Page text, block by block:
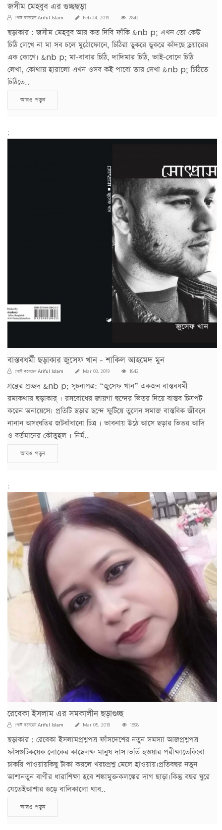
জসীম মেহবুব এর গুচ্ছছড়া
পোস্ট করেছেনAriful Islam Feb 24, 2019 2842
ছড়াকার : জসীম মেহবুব আর কত দিবি ফাঁকি &nb p; এখন তো কেউ
চিঠি লেখে না মা সব চলে মুঠোফোনে, চিঠিরা ডুকরে ডুকরে কাঁদছে ড্রয়ারের
এক কোণে। &nb p; মা-বাবার চিঠি, দাদিমার চিঠি, ভাই-বোনে চিঠি
লেখা, কোথায় হারালো এখন ওসব কই পাবো তার দেখা &nb p; চিঠিতে
চিঠিতে..
আরও পড়ুন
;
বাস্তবধর্মী ছড়াকার জুসেফ খান - শাকিল আহমেদ মুন
পোস্ট করেছেনAriful Islam Mar 03, 2019 1842
গ্রন্থের প্রচ্ছদ &nb p; সূচনাপত্র: “জুসেফ খান” একজন বাস্তবধর্মী
রম্যকথার ছড়াকার্ । রসবোধের জায়গা ছন্দের ভিতর দিয়ে বাস্তব চিত্রপট
করেন অনায়েসে। প্রতিটি ছড়ার ছন্দে ফুটিয়ে তুলেন সমাজ বাস্তবিক জীবনে
নানান অসংঘতির জটবাঁধানো চিত্র । ভাবনায় উঠে আসে ছড়ার ভিতর আদি
ও বর্তমানের কৌতুহল । নির্ম..
আরও পড়ুন
;
রেবেকা ইসলাম এর সমকালীন ছড়াগুচ্ছ
পোস্ট করেছেনAriful Islam Mar 05, 2019 1898
ছড়াকার : রেবেকা ইসলামপ্রশ্নপত্র ফাঁসদেশের নতুন সমস্যা আজপ্ৰশ্নপত্র
ফাঁসগুটিকয়েক লোকের কাছেলক্ষ মানুষ দাস।ভর্তি হ‌ওয়ার পরীক্ষাতেকিংবা
চাকরি পাওয়ায়কিছু টাকা করলে খরচপ্রশ্ন মেলে হাওয়ায়।প্রতিবছর নতুন
আশানতুন বাণীর ধারাশিক্ষা হবে শঙ্কামুক্তকলঙ্কের দাগ ছাড়া।কিন্তু বছর ঘুরে
যেতেইআশার গুড়ে বালিকালো থাব..
আরও পড়ুন